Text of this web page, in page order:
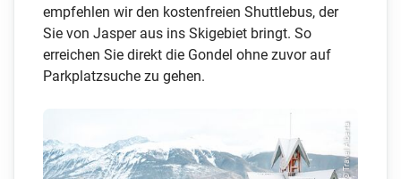
empfehlen wir den kostenfreien Shuttlebus, der
Sie von Jasper aus ins Skigebiet bringt. So
erreichen Sie direkt die Gondel ohne zuvor auf
Parkplatzsuche zu gehen.
© Travel Alberta